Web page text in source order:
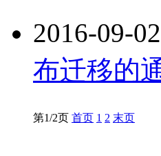
2016-09-02
布迁移的
第1/2页 首页 1 2 末页